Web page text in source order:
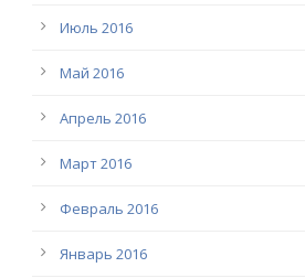
Июль 2016
Май 2016
Апрель 2016
Март 2016
Февраль 2016
Январь 2016